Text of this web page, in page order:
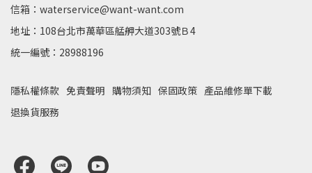
信箱：waterservice@want-want.com
地址：108台北市萬華區艋舺大道303號Ｂ4
統一編號：28988196
隱私權條款 免責聲明 購物須知 保固政策 產品維修單下載
退換貨服務